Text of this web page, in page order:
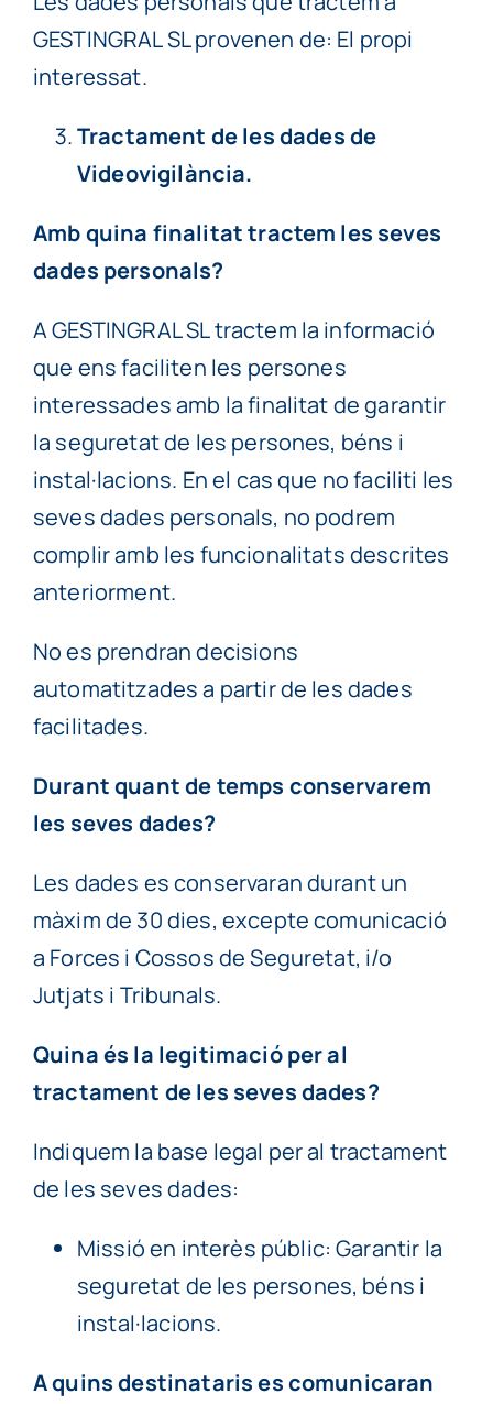
GESTINGRAL SL provenen de: El propi
interessat.
Tractament de les dades de
Videovigilància.
Amb quina finalitat tractem les seves
dades personals?
A GESTINGRAL SL tractem la informació
que ens faciliten les persones
interessades amb la finalitat de garantir
la seguretat de les persones, béns i
instal·lacions. En el cas que no faciliti les
seves dades personals, no podrem
complir amb les funcionalitats descrites
anteriorment.
No es prendran decisions
automatitzades a partir de les dades
facilitades.
Durant quant de temps conservarem
les seves dades?
Les dades es conservaran durant un
màxim de 30 dies, excepte comunicació
a Forces i Cossos de Seguretat, i/o
Jutjats i Tribunals.
Quina és la legitimació per al
tractament de les seves dades?
Indiquem la base legal per al tractament
de les seves dades:
Missió en interès públic: Garantir la
seguretat de les persones, béns i
instal·lacions.
A quins destinataris es comunicaran